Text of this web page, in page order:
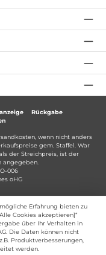
Rückgabe
, wenn nicht anders
gem. Staffel. War
der Streichpreis, ist der
angegeben.
006
oHG
Erfahrung bieten zu
Cookies akzeptieren]“
über Ihr Verhalten in
Die Daten können nicht
Produktverbesserungen,
werden.